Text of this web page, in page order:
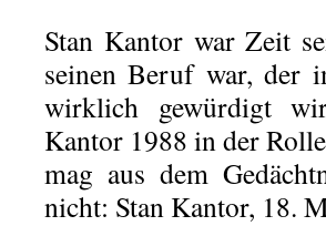
Stan Kantor war Zeit
seinen Beruf war, der
wirklich gewürdigt
Kantor 1988 in der
mag aus dem
nicht: Stan Kantor, 18.